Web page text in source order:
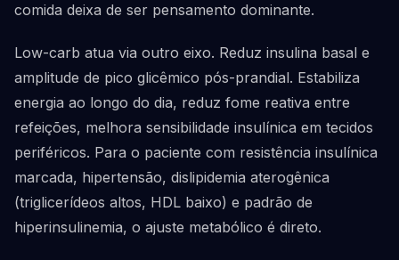
comida deixa de ser pensamento dominante.
Low-carb atua via outro eixo. Reduz insulina basal e
amplitude de pico glicêmico pós-prandial. Estabiliza
energia ao longo do dia, reduz fome reativa entre
refeições, melhora sensibilidade insulínica em tecidos
periféricos. Para o paciente com resistência insulínica
marcada, hipertensão, dislipidemia aterogênica
(triglicerídeos altos, HDL baixo) e padrão de
hiperinsulinemia, o ajuste metabólico é direto.